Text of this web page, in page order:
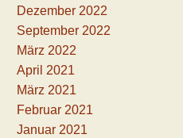
Dezember 2022
September 2022
März 2022
April 2021
März 2021
Februar 2021
Januar 2021